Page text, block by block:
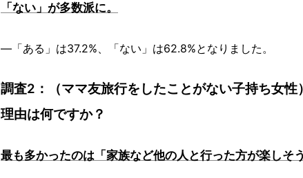
「ない」が多数派に。
―「ある」は37.2%、「ない」は62.8%となりました。
調査2：（ママ友旅行をしたことがない子持ち女
理由は何ですか？
最も多かったのは「家族など他の人と行った方が楽しそう